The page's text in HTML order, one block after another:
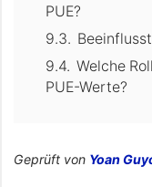
PUE?
Welche
PUE-Werte?
Geprüft von Yoan